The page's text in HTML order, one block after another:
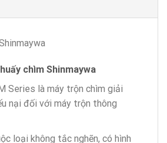
chìm Shinmaywa
Series là máy trộn chìm giải
nại đối với máy trộn thông
loại không tắc nghẽn, có hình